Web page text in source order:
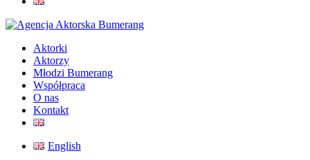
Aktorki
Aktorzy
Młodzi Bumerang
Współpraca
O nas
Kontakt
English